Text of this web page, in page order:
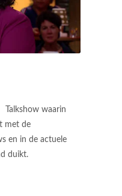
Talkshow waarin
met de
en in de actuele
duikt.